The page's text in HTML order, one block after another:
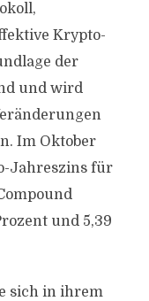
Krypto-
der
und wird
Im Oktober
Jahreszins für
und 5,39
sich in ihrem